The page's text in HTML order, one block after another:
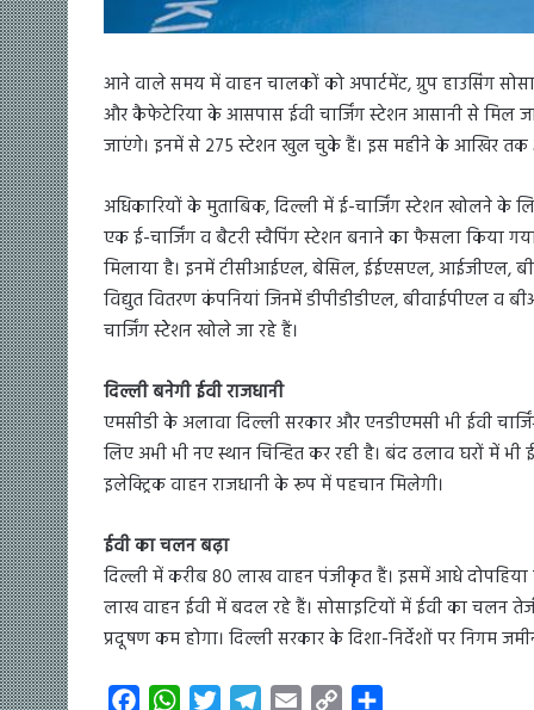
आने वाले समय में वाहन चालकों को अपार्टमेंट, ग्रुप हाउसिंग
और कैफेटेरिया के आसपास ईवी चार्जिंग स्टेशन आसानी से मिल
जाएंगे। इनमें से 275 स्टेशन खुल चुके हैं। इस महीने के आखिर तक
अधिकारियों के मुताबिक, दिल्ली में ई-चार्जिंग स्टेशन खोलने के
एक ई-चार्जिंग व बैटरी स्वैपिंग स्टेशन बनाने का फैसला किया
मिलाया है। इनमें टीसीआईएल, बेसिल, ईईएसएल, आईजीएल,
विद्युत वितरण कंपनियां जिनमें डीपीडीडीएल, बीवाईपीएल
चार्जिंग स्टेेशन खोले जा रहे हैं।
दिल्ली बनेगी ईवी राजधानी
एमसीडी के अलावा दिल्ली सरकार और एनडीएमसी भी ईवी
लिए अभी भी नए स्थान चिन्हित कर रही है। बंद ढलाव घरों में
इलेक्ट्रिक वाहन राजधानी के रूप में पहचान मिलेगी।
ईवी का चलन बढ़ा
दिल्ली में करीब 80 लाख वाहन पंजीकृत हैं। इसमें आधे
लाख वाहन ईवी में बदल रहे हैं। सोसाइटियों में ईवी का चलन
प्रदूषण कम होगा। दिल्ली सरकार के दिशा-निर्देशों पर निगम
W